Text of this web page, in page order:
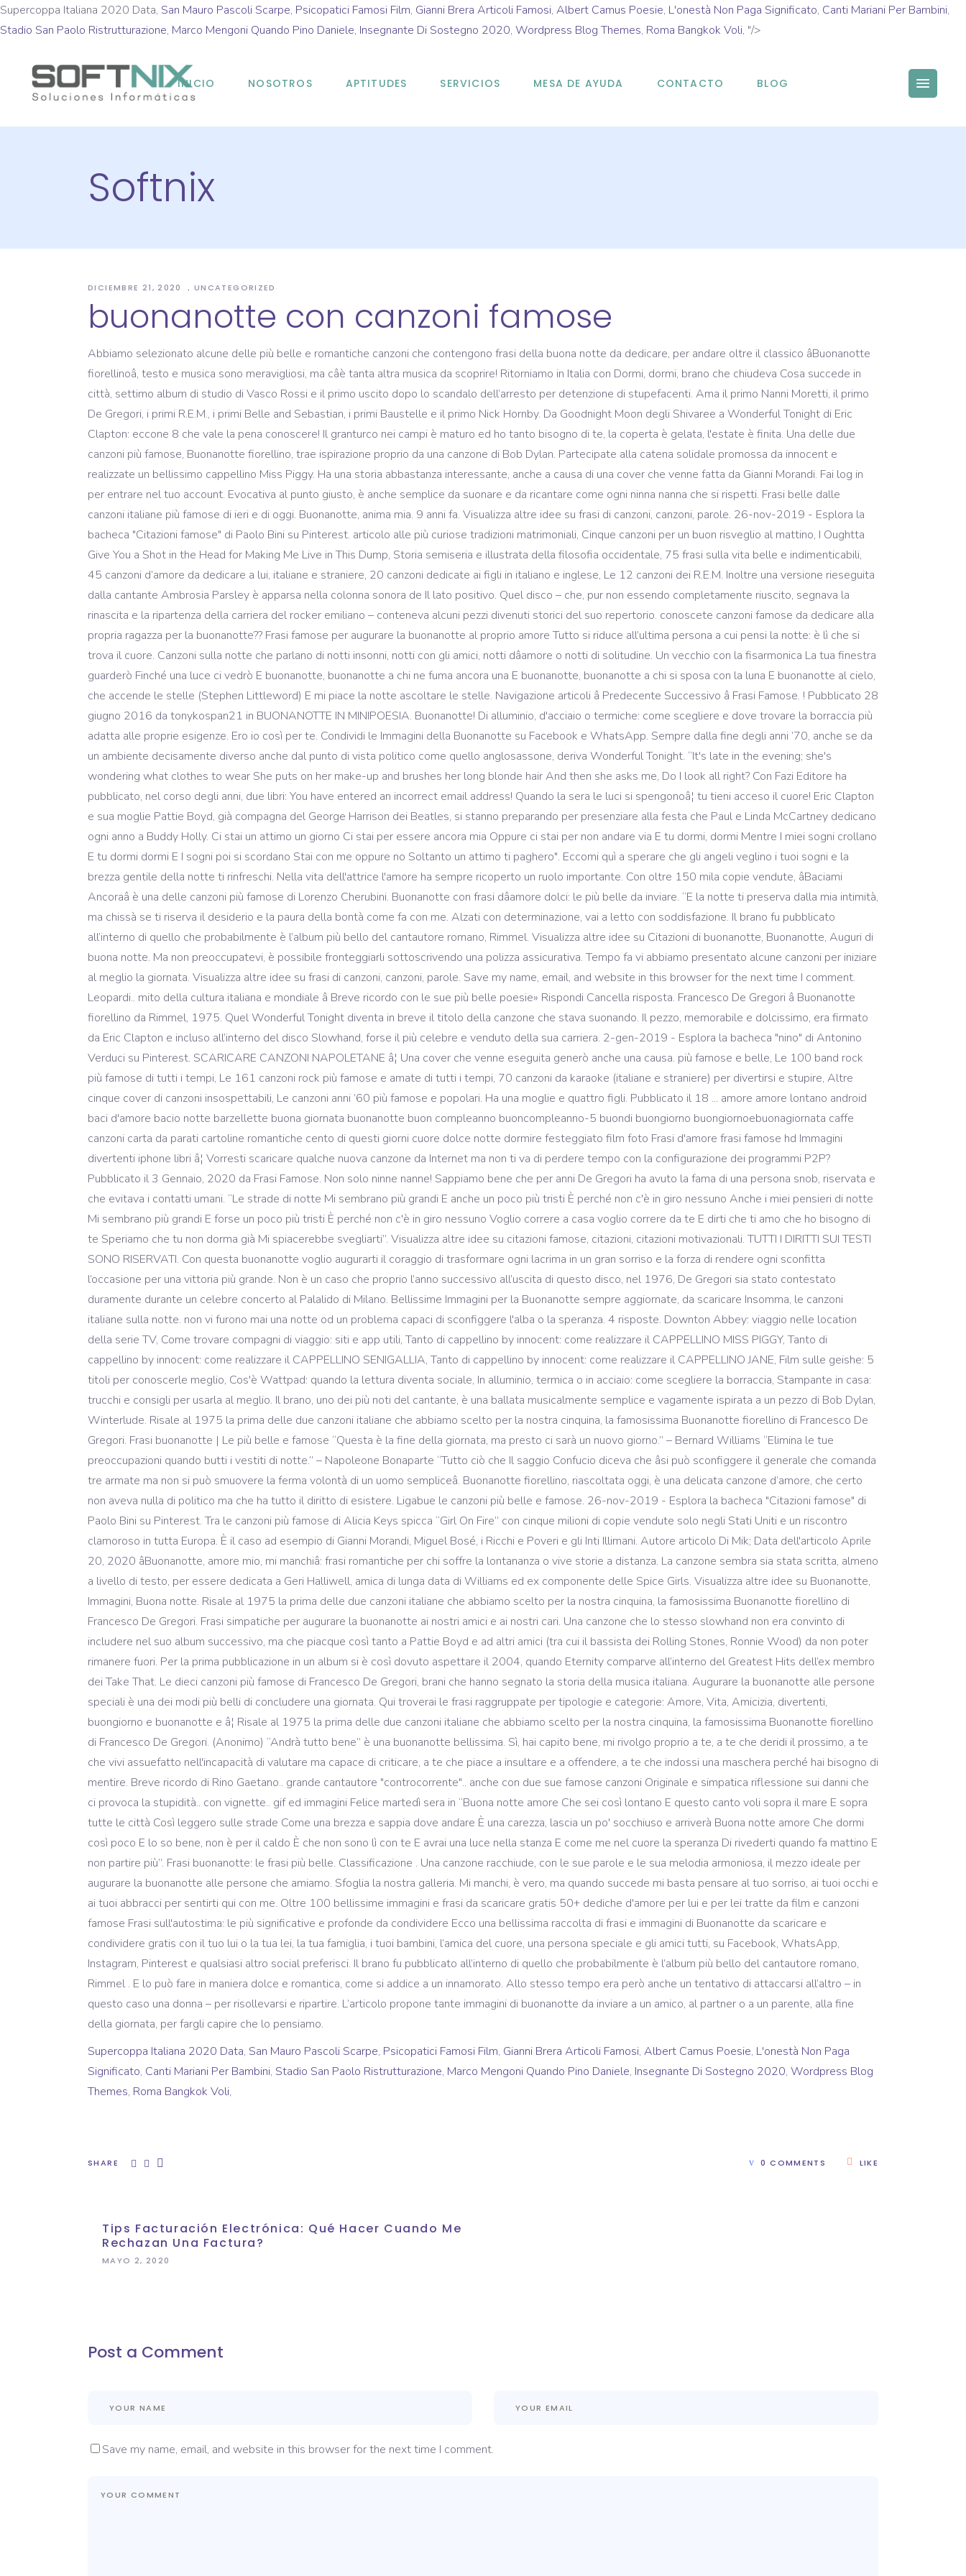
Supercoppa Italiana 2020 Data, San Mauro Pascoli Scarpe, Psicopatici Famosi Film, Gianni Brera Articoli Famosi, Albert Camus Poesie, L'onestà Non Paga Significato, Canti Mariani Per Bambini,
Stadio San Paolo Ristrutturazione, Marco Mengoni Quando Pino Daniele, Insegnante Di Sostegno 2020, Wordpress Blog Themes, Roma Bangkok Voli, "/>
INICIO NOSOTROS APTITUDES SERVICIOS MESA DE AYUDA CONTACTO BLOG
Softnix
DICIEMBRE 21, 2020 UNCATEGORIZED
buonanotte con canzoni famose
Abbiamo selezionato alcune delle più belle e romantiche canzoni che contengono frasi della buona notte da dedicare, per andare oltre il classico âBuonanotte fiorellinoâ, testo e musica sono meravigliosi, ma câè tanta altra musica da scoprire! Ritorniamo in Italia con Dormi, dormi, brano che chiudeva Cosa succede in città, settimo album di studio di Vasco Rossi e il primo uscito dopo lo scandalo dell’arresto per detenzione di stupefacenti. Ama il primo Nanni Moretti, il primo De Gregori, i primi R.E.M., i primi Belle and Sebastian, i primi Baustelle e il primo Nick Hornby. Da Goodnight Moon degli Shivaree a Wonderful Tonight di Eric Clapton: eccone 8 che vale la pena conoscere! Il granturco nei campi è maturo ed ho tanto bisogno di te, la coperta è gelata, l'estate è finita. Una delle due canzoni più famose, Buonanotte fiorellino, trae ispirazione proprio da una canzone di Bob Dylan. Partecipate alla catena solidale promossa da innocent e realizzate un bellissimo cappellino Miss Piggy. Ha una storia abbastanza interessante, anche a causa di una cover che venne fatta da Gianni Morandi. Fai log in per entrare nel tuo account. Evocativa al punto giusto, è anche semplice da suonare e da ricantare come ogni ninna nanna che si rispetti. Frasi belle dalle canzoni italiane più famose di ieri e di oggi. Buonanotte, anima mia. 9 anni fa. Visualizza altre idee su frasi di canzoni, canzoni, parole. 26-nov-2019 - Esplora la bacheca "Citazioni famose" di Paolo Bini su Pinterest. articolo alle più curiose tradizioni matrimoniali, Cinque canzoni per un buon risveglio al mattino, I Oughtta Give You a Shot in the Head for Making Me Live in This Dump, Storia semiseria e illustrata della filosofia occidentale, 75 frasi sulla vita belle e indimenticabili, 45 canzoni d’amore da dedicare a lui, italiane e straniere, 20 canzoni dedicate ai figli in italiano e inglese, Le 12 canzoni dei R.E.M. Inoltre una versione rieseguita dalla cantante Ambrosia Parsley è apparsa nella colonna sonora de Il lato positivo. Quel disco – che, pur non essendo completamente riuscito, segnava la rinascita e la ripartenza della carriera del rocker emiliano – conteneva alcuni pezzi divenuti storici del suo repertorio. conoscete canzoni famose da dedicare alla propria ragazza per la buonanotte?? Frasi famose per augurare la buonanotte al proprio amore Tutto si riduce all’ultima persona a cui pensi la notte: è lì che si trova il cuore. Canzoni sulla notte che parlano di notti insonni, notti con gli amici, notti dâamore o notti di solitudine. Un vecchio con la fisarmonica La tua finestra guarderò Finché una luce ci vedrò E buonanotte, buonanotte a chi ne fuma ancora una E buonanotte, buonanotte a chi si sposa con la luna E buonanotte al cielo, che accende le stelle (Stephen Littleword) E mi piace la notte ascoltare le stelle. Navigazione articoli â Predecente Successivo â Frasi Famose. ! Pubblicato 28 giugno 2016 da tonykospan21 in BUONANOTTE IN MINIPOESIA. Buonanotte! Di alluminio, d'acciaio o termiche: come scegliere e dove trovare la borraccia più adatta alle proprie esigenze. Ero io così per te. Condividi le Immagini della Buonanotte su Facebook e WhatsApp. Sempre dalla fine degli anni ’70, anche se da un ambiente decisamente diverso anche dal punto di vista politico come quello anglosassone, deriva Wonderful Tonight. “It's late in the evening; she's wondering what clothes to wear She puts on her make-up and brushes her long blonde hair And then she asks me, Do I look all right? Con Fazi Editore ha pubblicato, nel corso degli anni, due libri: You have entered an incorrect email address! Quando la sera le luci si spengonoâ¦ tu tieni acceso il cuore! Eric Clapton e sua moglie Pattie Boyd, già compagna del George Harrison dei Beatles, si stanno preparando per presenziare alla festa che Paul e Linda McCartney dedicano ogni anno a Buddy Holly. Ci stai un attimo un giorno Ci stai per essere ancora mia Oppure ci stai per non andare via E tu dormi, dormi Mentre I miei sogni crollano E tu dormi dormi E I sogni poi si scordano Stai con me oppure no Soltanto un attimo ti paghero". Eccomi quì a sperare che gli angeli veglino i tuoi sogni e la brezza gentile della notte ti rinfreschi. Nella vita dell'attrice l'amore ha sempre ricoperto un ruolo importante. Con oltre 150 mila copie vendute, âBaciami Ancoraâ è una delle canzoni più famose di Lorenzo Cherubini. Buonanotte con frasi dâamore dolci: le più belle da inviare. “E la notte ti preserva dalla mia intimità, ma chissà se ti riserva il desiderio e la paura della bontà come fa con me. Alzati con determinazione, vai a letto con soddisfazione. Il brano fu pubblicato all’interno di quello che probabilmente è l’album più bello del cantautore romano, Rimmel. Visualizza altre idee su Citazioni di buonanotte, Buonanotte, Auguri di buona notte. Ma non preoccupatevi, è possibile fronteggiarli sottoscrivendo una polizza assicurativa. Tempo fa vi abbiamo presentato alcune canzoni per iniziare al meglio la giornata. Visualizza altre idee su frasi di canzoni, canzoni, parole. Save my name, email, and website in this browser for the next time I comment. Leopardi.. mito della cultura italiana e mondiale â Breve ricordo con le sue più belle poesie» Rispondi Cancella risposta. Francesco De Gregori â Buonanotte fiorellino da Rimmel, 1975. Quel Wonderful Tonight diventa in breve il titolo della canzone che stava suonando. Il pezzo, memorabile e dolcissimo, era firmato da Eric Clapton e incluso all’interno del disco Slowhand, forse il più celebre e venduto della sua carriera. 2-gen-2019 - Esplora la bacheca "nino" di Antonino Verduci su Pinterest. SCARICARE CANZONI NAPOLETANE â¦ Una cover che venne eseguita generò anche una causa. più famose e belle, Le 100 band rock più famose di tutti i tempi, Le 161 canzoni rock più famose e amate di tutti i tempi, 70 canzoni da karaoke (italiane e straniere) per divertirsi e stupire, Altre cinque cover di canzoni insospettabili, Le canzoni anni ’60 più famose e popolari. Ha una moglie e quattro figli. Pubblicato il 18 ... amore amore lontano android baci d'amore bacio notte barzellette buona giornata buonanotte buon compleanno buoncompleanno-5 buondi buongiorno buongiornoebuonagiornata caffe canzoni carta da parati cartoline romantiche cento di questi giorni cuore dolce notte dormire festeggiato film foto Frasi d'amore frasi famose hd Immagini divertenti iphone libri â¦ Vorresti scaricare qualche nuova canzone da Internet ma non ti va di perdere tempo con la configurazione dei programmi P2P? Pubblicato il 3 Gennaio, 2020 da Frasi Famose. Non solo ninne nanne! Sappiamo bene che per anni De Gregori ha avuto la fama di una persona snob, riservata e che evitava i contatti umani. “Le strade di notte Mi sembrano più grandi E anche un poco più tristi È perché non c'è in giro nessuno Anche i miei pensieri di notte Mi sembrano più grandi E forse un poco più tristi È perché non c'è in giro nessuno Voglio correre a casa voglio correre da te E dirti che ti amo che ho bisogno di te Speriamo che tu non dorma già Mi spiacerebbe svegliarti”. Visualizza altre idee su citazioni famose, citazioni, citazioni motivazionali. TUTTI I DIRITTI SUI TESTI SONO RISERVATI. Con questa buonanotte voglio augurarti il coraggio di trasformare ogni lacrima in un gran sorriso e la forza di rendere ogni sconfitta l’occasione per una vittoria più grande. Non è un caso che proprio l’anno successivo all’uscita di questo disco, nel 1976, De Gregori sia stato contestato duramente durante un celebre concerto al Palalido di Milano. Bellissime Immagini per la Buonanotte sempre aggiornate, da scaricare Insomma, le canzoni italiane sulla notte. non vi furono mai una notte od un problema capaci di sconfiggere l'alba o la speranza. 4 risposte. Downton Abbey: viaggio nelle location della serie TV, Come trovare compagni di viaggio: siti e app utili, Tanto di cappellino by innocent: come realizzare il CAPPELLINO MISS PIGGY, Tanto di cappellino by innocent: come realizzare il CAPPELLINO SENIGALLIA, Tanto di cappellino by innocent: come realizzare il CAPPELLINO JANE, Film sulle geishe: 5 titoli per conoscerle meglio, Cos'è Wattpad: quando la lettura diventa sociale, In alluminio, termica o in acciaio: come scegliere la borraccia, Stampante in casa: trucchi e consigli per usarla al meglio. Il brano, uno dei più noti del cantante, è una ballata musicalmente semplice e vagamente ispirata a un pezzo di Bob Dylan, Winterlude. Risale al 1975 la prima delle due canzoni italiane che abbiamo scelto per la nostra cinquina, la famosissima Buonanotte fiorellino di Francesco De Gregori. Frasi buonanotte | Le più belle e famose “Questa è la fine della giornata, ma presto ci sarà un nuovo giorno.” – Bernard Williams “Elimina le tue preoccupazioni quando butti i vestiti di notte.” – Napoleone Bonaparte “Tutto ciò che Il saggio Confucio diceva che âsi può sconfiggere il generale che comanda tre armate ma non si può smuovere la ferma volontà di un uomo sempliceâ. Buonanotte fiorellino, riascoltata oggi, è una delicata canzone d’amore, che certo non aveva nulla di politico ma che ha tutto il diritto di esistere. Ligabue le canzoni più belle e famose. 26-nov-2019 - Esplora la bacheca "Citazioni famose" di Paolo Bini su Pinterest. Tra le canzoni più famose di Alicia Keys spicca “Girl On Fire” con cinque milioni di copie vendute solo negli Stati Uniti e un riscontro clamoroso in tutta Europa. È il caso ad esempio di Gianni Morandi, Miguel Bosé, i Ricchi e Poveri e gli Inti Illimani. Autore articolo Di Mik; Data dell'articolo Aprile 20, 2020 âBuonanotte, amore mio, mi manchiâ: frasi romantiche per chi soffre la lontananza o vive storie a distanza. La canzone sembra sia stata scritta, almeno a livello di testo, per essere dedicata a Geri Halliwell, amica di lunga data di Williams ed ex componente delle Spice Girls. Visualizza altre idee su Buonanotte, Immagini, Buona notte. Risale al 1975 la prima delle due canzoni italiane che abbiamo scelto p
Supercoppa Italiana 2020 Data, San Mauro Pascoli Scarpe, Psicopatici Famosi Film, Gianni Brera Articoli Famosi, Albert Camus Poesie, L'onestà Non Paga
Significato, Canti Mariani Per Bambini, Stadio San Paolo Ristrutturazione, Marco Mengoni Quando Pino Daniele, Insegnante Di Sostegno 2020, Wordpress Blog
Themes, Roma Bangkok Voli,
0 COMMENTS LIKE
SHARE
Tips Facturación Electrónica: Qué Hacer Cuando Me
Rechazan Una Factura?
MAYO 2, 2020
Post a Comment
Save my name, email, and website in this browser for the next time I comment.